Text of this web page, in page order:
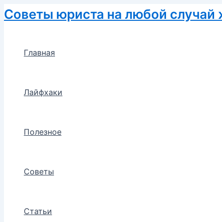
Перейти
к
Советы юриста на любой случай
Главная
Лайфхаки
Полезное
Советы
Статьи